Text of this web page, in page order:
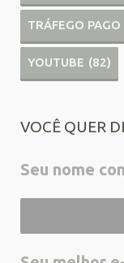
TRÁFEGO PAGO
YOUTUBE (82)
VOCÊ QUER
Seu nome